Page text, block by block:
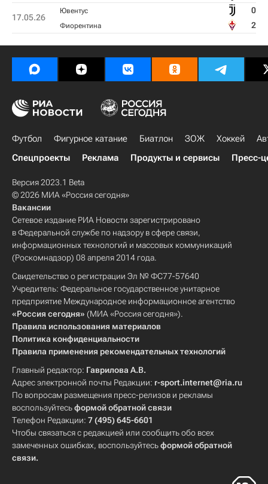
17.05.26
Ювентус 0
Фиорентина 2
Футбол Фигурное катание Биатлон ЗОЖ Хоккей
Спецпроекты
Реклама Продукты и сервисы Пресс-
Версия 2023.1 Beta
© 2026 МИА «Россия сегодня»
Вакансии
Сетевое издание РИА Новости зарегистрировано
в Федеральной службе по надзору в сфере связи,
информационных технологий и массовых коммуникаций
(Роскомнадзор) 08 апреля 2014 года.
Свидетельство о регистрации Эл № ФС77-57640
Учредитель: Федеральное государственное унитарное
предприятие Международное информационное агентство
«Россия сегодня» (МИА «Россия сегодня»).
Правила использования материалов
Политика конфиденциальности
Правила применения рекомендательных технологий
Главный редактор: Гаврилова А.В.
Адрес электронной почты Редакции: r-sport.internet@ria.ru
По вопросам размещения пресс-релизов и рекламы
воспользуйтесьформой обратной связи
Телефон Редакции: 7 (495) 645-6601
Чтобы связаться с редакцией или сообщить обо всех
замеченных ошибках, воспользуйтесьформой обратной
связи.